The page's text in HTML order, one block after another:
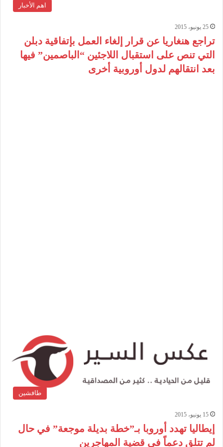
اهم الأخبار
25 يونيو، 2015
تراجع هنغاريا عن قرار إلغاء العمل بإتفاقية دبلن
التي تنص على استقبال اللاجئين “الباصمين” فيها
بعد انتقالهم لدول أوروبية أخرى
طافشين
15 يونيو، 2015
إيطاليا تهدد أوروبا بـ”خطة بديلة موجعة” في حال
لم تتلق دعماً في قضية المهاجرين